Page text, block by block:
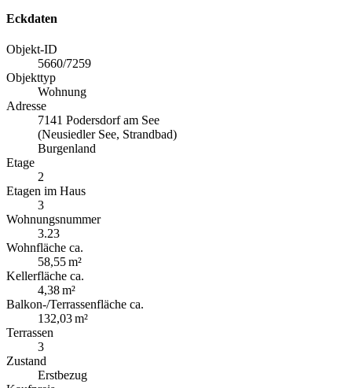
Eckdaten
Objekt-ID
5660/7259
Objekttyp
Wohnung
Adresse
7141 Podersdorf am See
(Neusiedler See, Strandbad)
Burgenland
Etage
2
Etagen im Haus
3
Wohnungsnummer
3.23
Wohnfläche ca.
58,55 m²
Kellerfläche ca.
4,38 m²
Balkon-/Terrassen­fläche ca.
132,03 m²
Terrassen
3
Zustand
Erstbezug